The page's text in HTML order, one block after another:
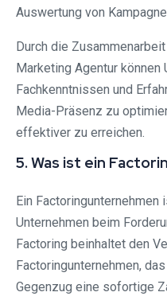
Auswertung von
Durch die
Marketing Agentur können
Fachkenntnissen und
Media-Präsenz zu
effektiver zu erreichen.
5. Was ist ein
Ein
Unternehmen beim
Factoring beinhaltet den
Factoringunternehmen,
Gegenzug eine sofortige